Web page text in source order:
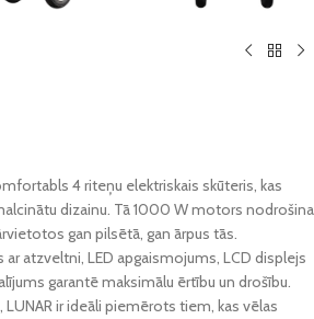
4 riteņu elektriskais skūteris, kas
dizainu. Tā 1000 W motors nodrošina
gan pilsētā, gan ārpus tās.
atzveltni, LED apgaismojums, LCD displejs
garantē maksimālu ērtību un drošību.
ir ideāli piemērots tiem, kas vēlas